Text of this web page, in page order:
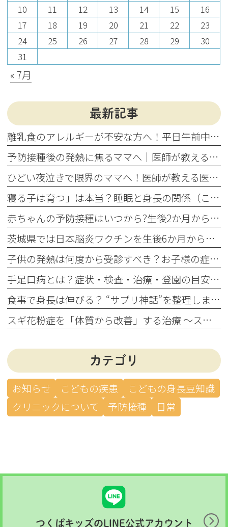
10
11 12 13 14 15
16
17
18 19 20 21 22
23
24
25 26 27 28 29
30
31
« 7月
最新記事
離乳食のアレルギーが不安な方へ！平日午前中に進める理由と受診目安
予防接種後の発熱に焦るママへ｜医師が教える受診目安と自宅ケア
ひどい夜泣きで限界のママへ！医師が教える医学的原因と受診の目安
寝る子は育つ」は本当？睡眠と身長の関係（こどもの身長豆知識 vol.6）
赤ちゃんの予防接種はいつから?生後2か月から始めるワクチンスケジュール
茨城県では日本脳炎ワクチンを生後6か月から ～当院が早めの接種をおすすめする理由～
子供の発熱は何度から受診すべき？お子様の症状から判断する目安
手足口病とは？症状・検査・治療・登園の目安をわかりやすく解説
食事で身長は伸びる？ “サプリ神話”を整理します（こどもの身長豆知識 vol.5）
スギ花粉症を「体質から改善」する治療 ～スギ舌下免疫療法について～
カテゴリ
お知らせ こどもの疾患
こどもの身長豆知識
クリニックについて
予防接種 日常
つくばキッズのLINE公式アカウント